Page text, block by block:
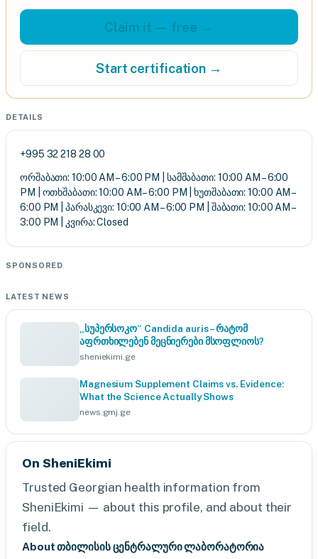
Claim it — free →
Start certification →
DETAILS
+995 32 218 28 00
ორშაბათი: 10:00 AM – 6:00 PM | სამშაბათი: 10:00 AM – 6:00
PM | ოთხშაბათი: 10:00 AM – 6:00 PM | ხუთშაბათი: 10:00 AM –
6:00 PM | პარასკევი: 10:00 AM – 6:00 PM | შაბათი: 10:00 AM –
3:00 PM | კვირა: Closed
SPONSORED
LATEST NEWS
„სუპერსოკო“ Candida auris – რატომ
აფრთხილებენ მეცნიერები მსოფლიოს?
sheniekimi.ge
Magnesium Supplement Claims vs. Evidence:
What the Science Actually Shows
news.gmj.ge
On SheniEkimi
Trusted Georgian health information from
SheniEkimi — about this profile, and about their
field.
About თბილისის ცენტრალური ლაბორატორია